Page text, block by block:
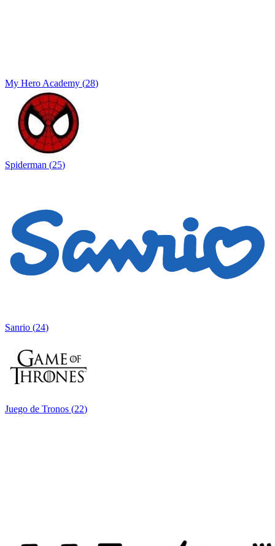
My Hero Academy (28)
Spiderman (25)
Sanrio (24)
Juego de Tronos (22)